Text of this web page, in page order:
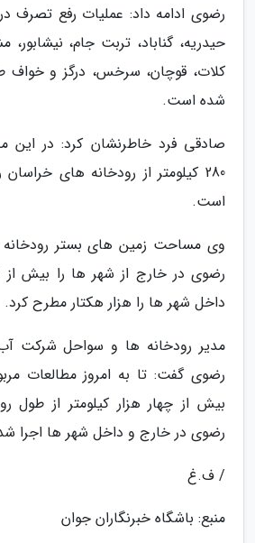
رضوی ادامه داد: عملیات رفع تصرف
حیدریه، گناباد، تربت جام، نیشابور،
کلات، قوچان، سرخس، درگز و خواف
شده است.
صادقی فرد خاطرنشان کرد: در این
280 کیلومتر از رودخانه های
است.
وی مساحت زمین های بستر
داخل شهر ها را هزار هکتار مطرح کرد.
مدیر رودخانه ها و سواحل شرکت
رضوی گفت: تا به امروز مطالعات
بیش از چهار هزار کیلومتر از طول
رضوی در خارج و داخل شهر ها اجرا
/ ف.غ
منبع: باشگاه خبرنگاران جوان